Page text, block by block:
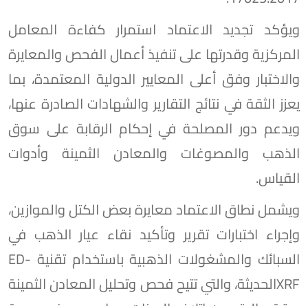
ويؤكد تجديد الاعتماد استمرار كفاءة المعامل
المركزية وقدرتها على تنفيذ أعمال الفحص والمعايرة
والاختبار وفق أعلى المعايير الدولية المعتمدة، بما
يعزز الثقة في نتائج التقارير والشهادات الصادرة عنها،
ويدعم دور المصلحة في إحكام الرقابة على سوق
الذهب والمصوغات والمعادن الثمينة وأدوات
القياس.
ويشمل نطاق الاعتماد معايرة بعض الكتل والموازين،
وإجراء اختبارات تقرير وتأكيد نقاء عيار الذهب في
السبائك والمشغولات الذهبية باستخدام تقنية ED-
XRFالحديثة، والتي تتيح فحص وتحليل المعادن الثمينة